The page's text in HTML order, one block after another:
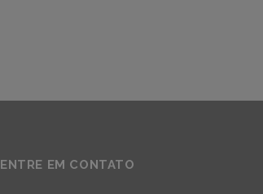
ENTRE EM CONTATO